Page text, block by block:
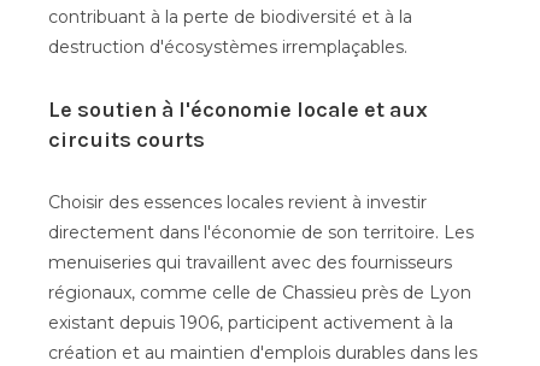
contribuant à la perte de biodiversité et à la
destruction d'écosystèmes irremplaçables.
Le soutien à l'économie locale et aux
circuits courts
Choisir des essences locales revient à investir
directement dans l'économie de son territoire. Les
menuiseries qui travaillent avec des fournisseurs
régionaux, comme celle de Chassieu près de Lyon
existant depuis 1906, participent activement à la
création et au maintien d'emplois durables dans les